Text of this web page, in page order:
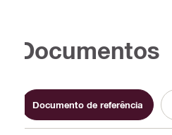
Documentos
Documento de referência